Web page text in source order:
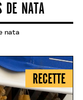
DE NATA
nata
RECETTE